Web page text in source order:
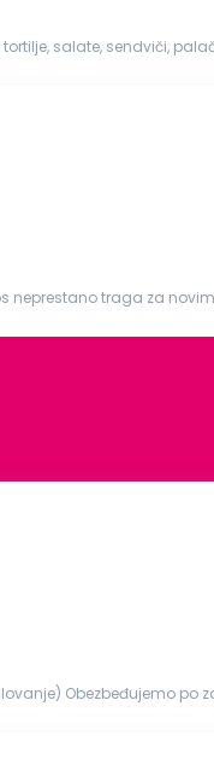
neprestano traga za
redovnu